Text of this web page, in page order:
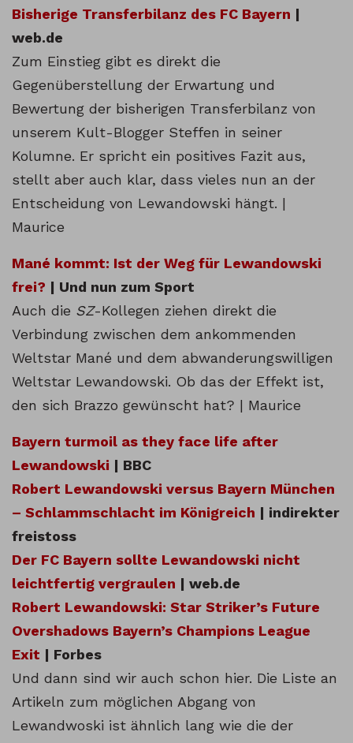
Bisherige Transferbilanz des FC Bayern |
web.de
Zum Einstieg gibt es direkt die
Gegenüberstellung der Erwartung und
Bewertung der bisherigen Transferbilanz von
unserem Kult-Blogger Steffen in seiner
Kolumne. Er spricht ein positives Fazit aus,
stellt aber auch klar, dass vieles nun an der
Entscheidung von Lewandowski hängt. |
Maurice
Mané kommt: Ist der Weg für Lewandowski
frei? | Und nun zum Sport
Auch die SZ-Kollegen ziehen direkt die
Verbindung zwischen dem ankommenden
Weltstar Mané und dem abwanderungswilligen
Weltstar Lewandowski. Ob das der Effekt ist,
den sich Brazzo gewünscht hat? | Maurice
Bayern turmoil as they face life after
Lewandowski | BBC
Robert Lewandowski versus Bayern München
– Schlammschlacht im Königreich | indirekter
freistoss
Der FC Bayern sollte Lewandowski nicht
leichtfertig vergraulen | web.de
Robert Lewandowski: Star Striker’s Future
Overshadows Bayern’s Champions League
Exit | Forbes
Und dann sind wir auch schon hier. Die Liste an
Artikeln zum möglichen Abgang von
Lewandwoski ist ähnlich lang wie die der